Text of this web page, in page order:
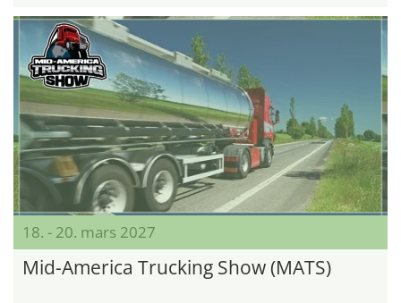
18. - 20. mars 2027
Mid-America Trucking Show (MATS)